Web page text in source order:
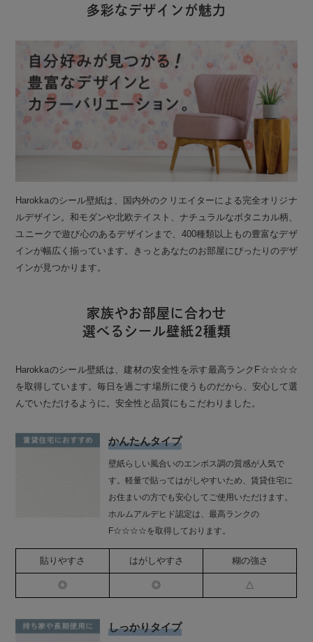
多彩なデザインが魅力
Harokkaのシール壁紙は、国内外のクリエイターによる完全オリジナ
ルデザイン。和モダンや北欧テイスト、ナチュラルなボタニカル柄、
ユニークで遊び心のあるデザインまで、400種類以上もの豊富なデザ
インが幅広く揃っています。きっとあなたのお部屋にぴったりのデザ
インが見つかります。
家族やお部屋に合わせ
選べるシール壁紙2種類
Harokkaのシール壁紙は、建材の安全性を示す最高ランクF☆☆☆☆
を取得しています。毎日を過ごす場所に使うものだから、安心して選
んでいただけるように。安全性と品質にもこだわりました。
かんたんタイプ
壁紙らしい風合いのエンボス調の質感が人気で
す。軽量で貼ってはがしやすいため、賃貸住宅に
お住まいの方でも安心してご使用いただけます。
ホルムアルデヒド認定は、最高ランクの
F☆☆☆☆を取得しております。
貼りやすさ はがしやすさ 糊の強さ
◎ ◎ △
しっかりタイプ